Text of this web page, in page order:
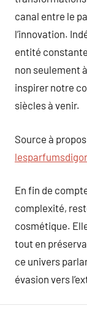
canal entre le
l’innovation.
entité
non seulement
inspirer notre
siècles à venir.
Source à
En fin de
complexité,
cosmétique.
tout en
ce univers
évasion vers